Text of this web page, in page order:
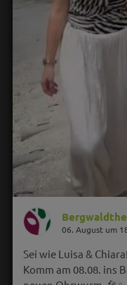
06. August um
Sei wie Luisa & Chiara!
Komm am 08.08. ins